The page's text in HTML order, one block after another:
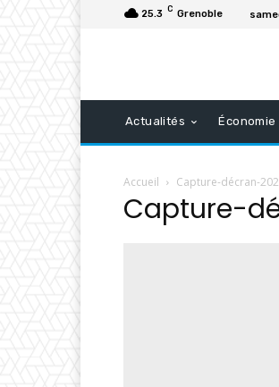
25.3 C Grenoble
Actualités Économie
Accueil Capture-décran-
Capture-